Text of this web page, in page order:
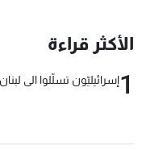
الأكثر قراءة
1إسرائيليّون تسلّلوا الى